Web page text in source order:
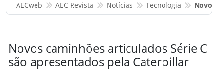
AECweb AEC Revista Notícias Tecnologia Novos
Novos caminhões articulados Série C
são apresentados pela Caterpillar